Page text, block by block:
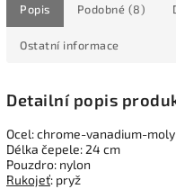
Popis Podobné (8)
Ostatní informace
Detailní popis
Ocel: chrome-vanadium-
Délka čepele: 24 cm
Pouzdro: nylon
Rukojeť: pryž